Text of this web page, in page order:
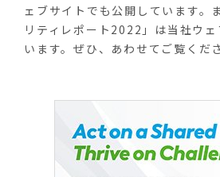
ェブサイトでも公開しています。
リティレポート 2022 」は当社ウ
います。ぜひ、あわせてご覧くだ